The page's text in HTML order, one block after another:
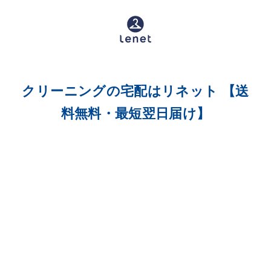
クリーニングの宅配はリネット 【送
料無料・最短翌日届け】